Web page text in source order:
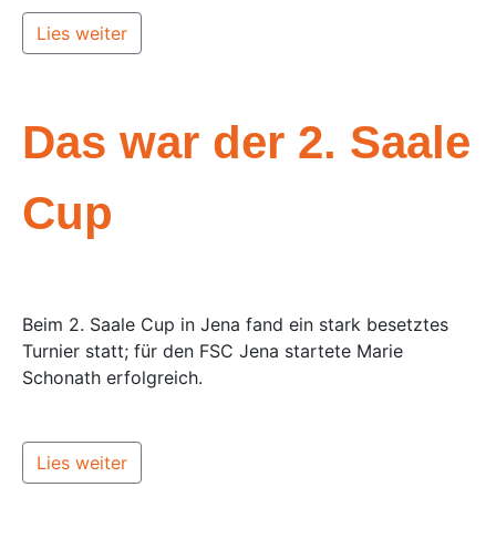
Lies weiter
Das war der 2. Saale
Cup
Beim 2. Saale Cup in Jena fand ein stark besetztes
Turnier statt; für den FSC Jena startete Marie
Schonath erfolgreich.
Lies weiter